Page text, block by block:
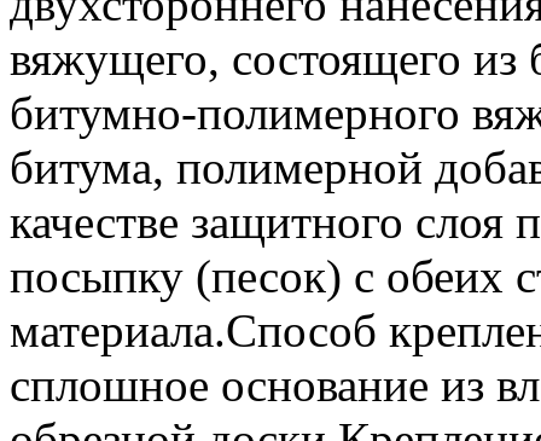
вяжущего, состоящего из
битумно-полимерного
битума, полимерной
качестве защитного
посыпку (песок) с обеих
материала.Способ
сплошное основание из